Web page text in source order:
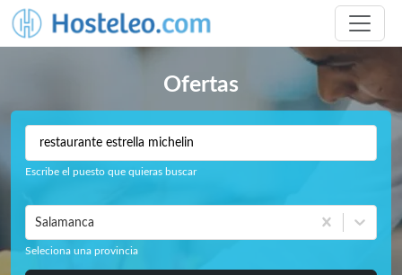
Ofertas
Escribe el puesto que quieras buscar
Salamanca
Seleciona una provincia